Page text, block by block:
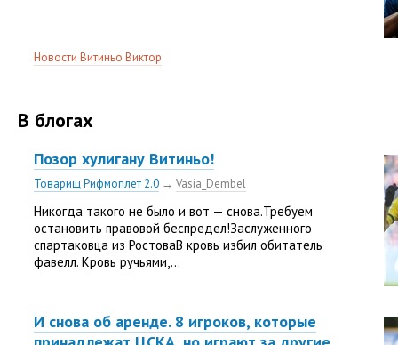
Новости Витиньо Виктор
В блогах
Позор хулигану Витиньо!
Товарищ Рифмоплет 2.0 → Vasia_Dembel
Никогда такого не было и вот — снова.Требуем
остановить правовой беспредел!Заслуженного
спартаковца из РостоваВ кровь избил обитатель
фавелл. Кровь ручьями,...
И снова об аренде. 8 игроков, которые